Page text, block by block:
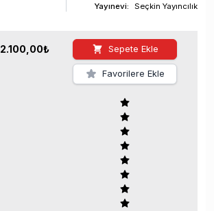
Yayınevi:
Seçkin Yayıncılık
2.100,00₺ Sepete Ekle
Favorilere Ekle